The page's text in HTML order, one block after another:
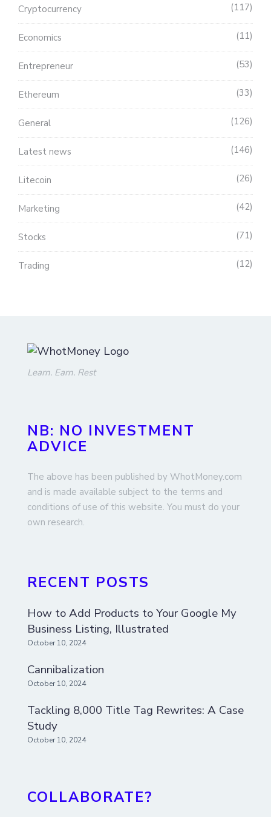
Cryptocurrency 117
Economics 11
Entrepreneur 53
Ethereum 33
General 126
Latest news 146
Litecoin 26
Marketing 42
Stocks 71
Trading 12
Learn. Earn. Rest
NB: NO INVESTMENT
ADVICE
The above has been published by WhotMoney.com
and is made available subject to the terms and
conditions of use of this website. You must do your
own research.
RECENT POSTS
How to Add Products to Your Google My
Business Listing, Illustrated
October 10, 2024
Cannibalization
October 10, 2024
Tackling 8,000 Title Tag Rewrites: A Case
Study
October 10, 2024
COLLABORATE?